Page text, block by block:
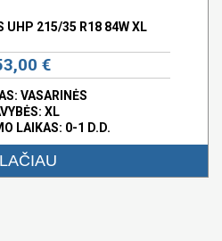
UHP 215/35 R18 84W XL
€
VASARINĖS
XL
LAIKAS: 0-1 D.D.